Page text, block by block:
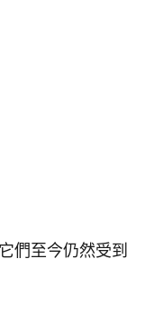
們至今仍然受到